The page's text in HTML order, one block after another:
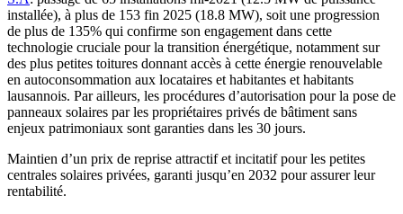
installée), à plus de 153 fin 2025 (18.8 MW), soit une progression
de plus de 135% qui confirme son engagement dans cette
technologie cruciale pour la transition énergétique, notamment sur
des plus petites toitures donnant accès à cette énergie renouvelable
en autoconsommation aux locataires et habitantes et habitants
lausannois. Par ailleurs, les procédures d’autorisation pour la pose de
panneaux solaires par les propriétaires privés de bâtiment sans
enjeux patrimoniaux sont garanties dans les 30 jours.
Maintien d’un prix de reprise attractif et incitatif pour les petites
centrales solaires privées, garanti jusqu’en 2032 pour assurer leur
rentabilité.